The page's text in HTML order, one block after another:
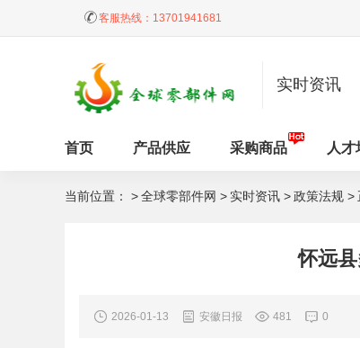
客服热线： 13701941681
实时资讯
首页 产品供应 采购商品 人才
当前位置： >全球零部件网 > 实时资讯 >政策法规 >
怀远
2026-01-13 安徽日报 481 0